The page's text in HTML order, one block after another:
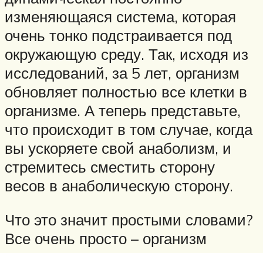
изменяющаяся система, которая
очень тонко подстраивается под
окружающую среду. Так, исходя из
исследований, за 5 лет, организм
обновляет полностью все клетки в
организме. А теперь представьте,
что происходит в том случае, когда
вы ускоряете свой анаболизм, и
стремитесь сместить сторону
весов в анаболическую сторону.
Что это значит простыми словами?
Все очень просто – организм